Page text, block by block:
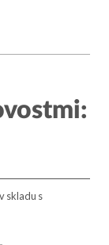
skladu s